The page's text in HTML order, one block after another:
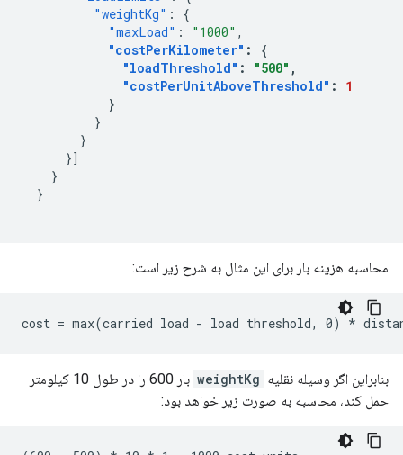
"weightKg" :
{
"maxLoad" : "1000" ,
"costPerKilometer" :
{
"loadThreshold" : "500" ,
"costPerUnitAboveThreshold" :
1
}
}
}
}]
}
}
محاسبه هزینه بار برای این مثال به شرح زیر است:
بنابراین اگر وسیله نقلیه weightKg
بار 600 را در طول 10 کیلومتر
حمل کند، محاسبه به صورت زیر خواهد بود: